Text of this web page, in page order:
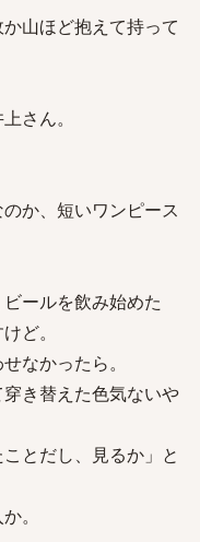
山ほど抱えて持って
さん。
か、短いワンピース
ールを飲み始めた
ど。
なかったら。
穿き替えた色気ないや
とだし、見るか」と
。